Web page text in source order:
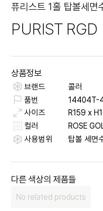
퓨리스트 1홀 탑볼세면
PURIST RGD
상품정보
브랜드
콜러
품번
14404T-
사이즈
R159 x
컬러
ROSE
사용범위
탑볼 세면
다른 색상의 제품들
No related products